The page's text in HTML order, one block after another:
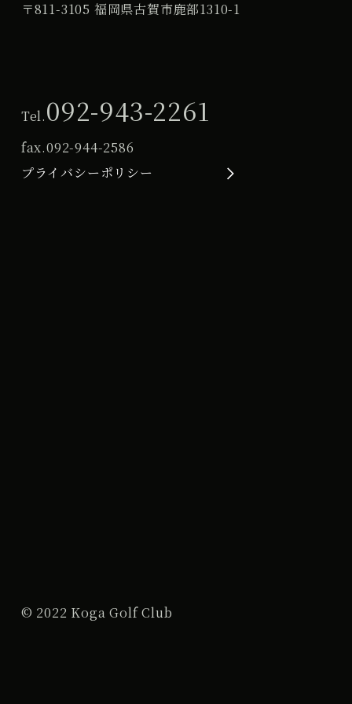
〒811-3105 福岡県古賀市鹿部1310-1
Tel.092-943-2261
fax.092-944-2586
プライバシーポリシー
© 2022 Koga Golf Club